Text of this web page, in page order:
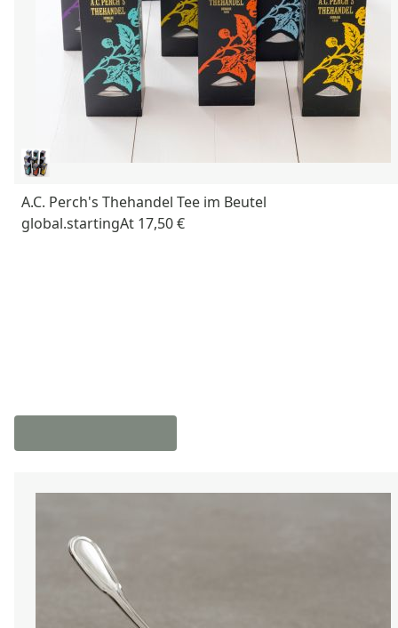
A.C. Perch's Thehandel Tee im Beutel
global.startingAt 17,50 €